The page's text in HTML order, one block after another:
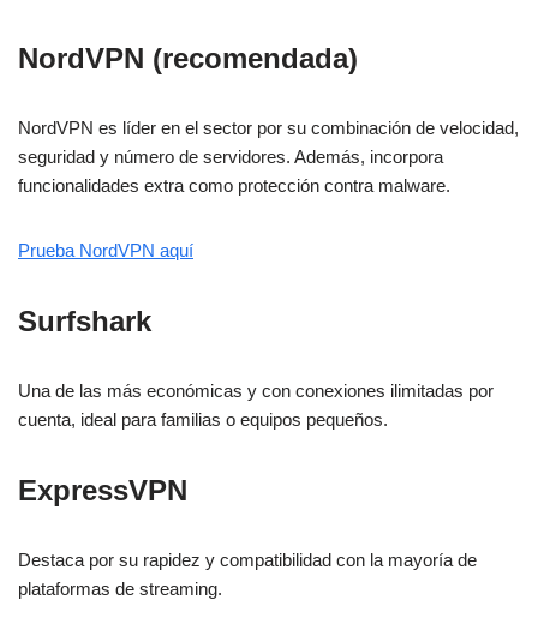
NordVPN (recomendada)
NordVPN es líder en el sector por su combinación de velocidad,
seguridad y número de servidores. Además, incorpora
funcionalidades extra como protección contra malware.
Prueba NordVPN aquí
Surfshark
Una de las más económicas y con conexiones ilimitadas por
cuenta, ideal para familias o equipos pequeños.
ExpressVPN
Destaca por su rapidez y compatibilidad con la mayoría de
plataformas de streaming.